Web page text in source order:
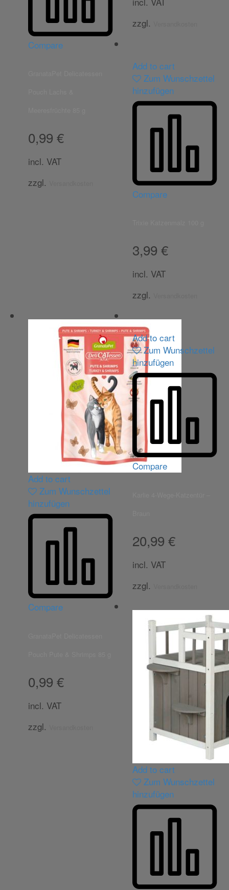
Compare
0,99 €
incl. VAT
zzgl.
zzgl.
Add to cart
Zum Wunschzettel
hinzufügen
Compare
3,99 €
incl. VAT
zzgl.
Add to cart
Zum Wunschzettel
hinzufügen
Compare
0,99 €
incl. VAT
zzgl.
Add to cart
Zum Wunschzettel
hinzufügen
Compare
20,99 €
incl. VAT
zzgl.
Add to cart
Zum Wunschzettel
hinzufügen